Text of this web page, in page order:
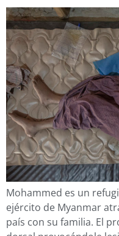
Mohammed es un
ejército de Myanmar
país con su familia. El